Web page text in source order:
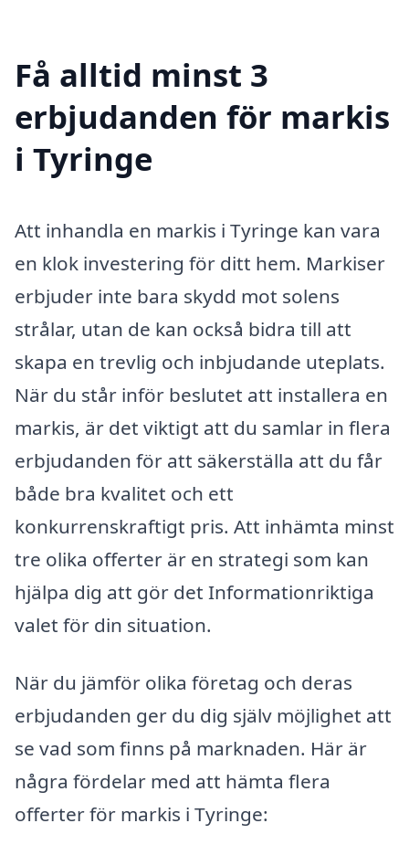
Få alltid minst 3
erbjudanden för markis
i Tyringe
Att inhandla en markis i Tyringe kan vara
en klok investering för ditt hem. Markiser
erbjuder inte bara skydd mot solens
strålar, utan de kan också bidra till att
skapa en trevlig och inbjudande uteplats.
När du står inför beslutet att installera en
markis, är det viktigt att du samlar in flera
erbjudanden för att säkerställa att du får
både bra kvalitet och ett
konkurrenskraftigt pris. Att inhämta minst
tre olika offerter är en strategi som kan
hjälpa dig att gör det Informationriktiga
valet för din situation.
När du jämför olika företag och deras
erbjudanden ger du dig själv möjlighet att
se vad som finns på marknaden. Här är
några fördelar med att hämta flera
offerter för markis i Tyringe: